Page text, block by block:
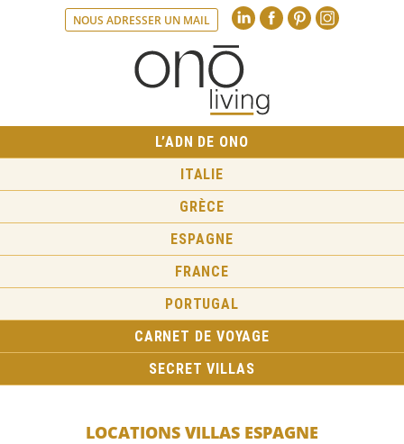
NOUS ADRESSER UN MAIL Linkedin
L’ADN DE ONO
ITALIE
GRÈCE
ESPAGNE
FRANCE
PORTUGAL
CARNET DE VOYAGE
SECRET VILLAS
LOCATIONS VILLAS ESPAGNE